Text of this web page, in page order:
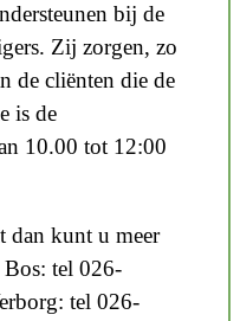
bij de
Zij zorgen, zo
de cliënten die de
is de
10.00 tot 12:00
dan kunt u meer
tel 026-
tel 026-